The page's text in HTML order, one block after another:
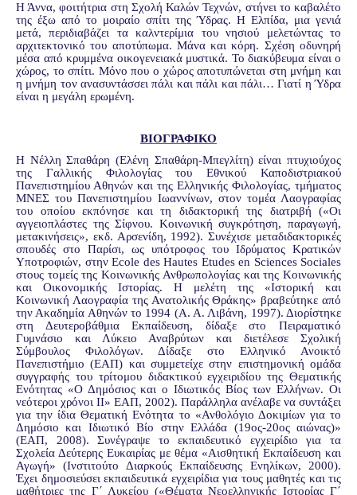
Η Άννα, φοιτήτρια στη Σχολή Καλών Τεχνών, στήνει το καβαλέτο
της έξω από το μοιραίο σπίτι της Ύδρας. Η Ελπίδα, μια γενιά
μετά, περιδιαβάζει τα καλντερίμια του νησιού μελετώντας το
αρχιτεκτονικό του αποτύπωμα. Μάνα και κόρη. Σχέση οδυνηρή
μέσα από κρυμμένα οικογενειακά μυστικά. Το διακύβευμα είναι ο
χώρος, το σπίτι. Μόνο που ο χώρος αποτυπώνεται στη μνήμη και
η μνήμη τον ανασυντάσσει πάλι και πάλι και πάλι… Γιατί η Ύδρα
είναι η μεγάλη ερωμένη.
ΒΙΟΓΡΑΦΙΚΟ
Η Νέλλη Σπαθάρη (Ελένη Σπαθάρη-Μπεγλίτη) είναι πτυχιούχος
της Γαλλικής Φιλολογίας του Εθνικού Καποδιστριακού
Πανεπιστημίου Αθηνών και της Ελληνικής Φιλολογίας, τμήματος
ΜΝΕΣ του Πανεπιστημίου Ιωαννίνων, στον τομέα Λαογραφίας
του οποίου εκπόνησε και τη διδακτορική της διατριβή («Οι
αγγειοπλάστες της Σίφνου. Κοινωνική συγκρότηση, παραγωγή,
μετακινήσεις», εκδ. Αρσενίδη, 1992). Συνέχισε μεταδιδακτορικές
σπουδές στο Παρίσι, ως υπότροφος του Ιδρύματος Κρατικών
Υποτροφιών, στην Ecole des Hautes Etudes en Sciences Sociales
στους τομείς της Κοινωνικής Ανθρωπολογίας και της Κοινωνικής
και Οικονομικής Ιστορίας. Η μελέτη της «Ιστορική και
Κοινωνική Λαογραφία της Ανατολικής Θράκης» βραβεύτηκε από
την Ακαδημία Αθηνών το 1994 (Α. Α. Λιβάνη, 1997). Διορίστηκε
στη Δευτεροβάθμια Εκπαίδευση, δίδαξε στο Πειραματικό
Γυμνάσιο και Λύκειο Αναβρύτων και διετέλεσε Σχολική
Σύμβουλος Φιλολόγων. Δίδαξε στο Ελληνικό Ανοικτό
Πανεπιστήμιο (ΕΑΠ) και συμμετείχε στην επιστημονική ομάδα
συγγραφής του τρίτομου διδακτικού εγχειριδίου της Θεματικής
Ενότητας «Ο Δημόσιος και ο Ιδιωτικός Βίος των Ελλήνων. Οι
νεότεροι χρόνοι ΙΙ» ΕΑΠ, 2002). Παράλληλα ανέλαβε να συντάξει
για την ίδια Θεματική Ενότητα το «Ανθολόγιο Δοκιμίων για το
Δημόσιο και Ιδιωτικό Βίο στην Ελλάδα (19ος-20ος αιώνας)»
(ΕΑΠ, 2008). Συνέγραψε το εκπαιδευτικό εγχειρίδιο για τα
Σχολεία Δεύτερης Ευκαιρίας με θέμα «Αισθητική Εκπαίδευση και
Αγωγή» (Ινστιτούτο Διαρκούς Εκπαίδευσης Ενηλίκων, 2000).
Έχει δημοσιεύσει εκπαιδευτικά εγχειρίδια για τους μαθητές και τις
μαθήτριες της Γ΄ Λυκείου («Θέματα Νεοελληνικής Ιστορίας Γ΄